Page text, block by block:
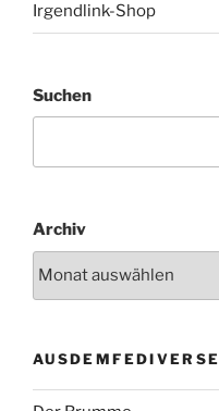
Irgendlink-Shop
Suchen
Archiv
AUSDEMFEDIVERSE